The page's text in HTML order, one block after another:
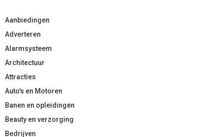
Aanbiedingen
Adverteren
Alarmsysteem
Architectuur
Attracties
Auto's en Motoren
Banen en opleidingen
Beauty en verzorging
Bedrijven